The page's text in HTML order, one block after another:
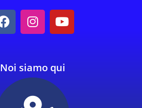
Noi siamo qui